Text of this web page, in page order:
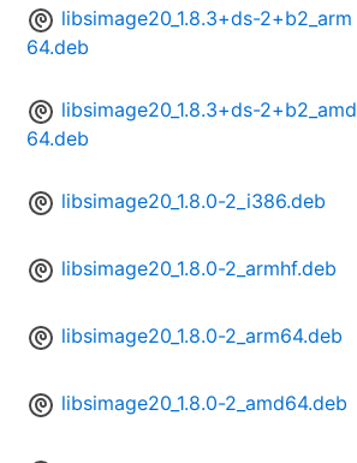
libsimage20_1.8.3+ds-2+b2_arm
64.deb
libsimage20_1.8.3+ds-2+b2_amd
64.deb
libsimage20_1.8.0-2_i386.deb
libsimage20_1.8.0-2_armhf.deb
libsimage20_1.8.0-2_arm64.deb
libsimage20_1.8.0-2_amd64.deb